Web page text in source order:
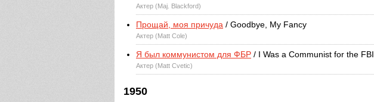
Актер (Maj. Blackford)
Прощай, моя причуда / Goodbye, My Fancy
Актер (Matt Cole)
Я был коммунистом для ФБР / I Was a Communist for the FBI
Актер (Matt Cvetic)
1950